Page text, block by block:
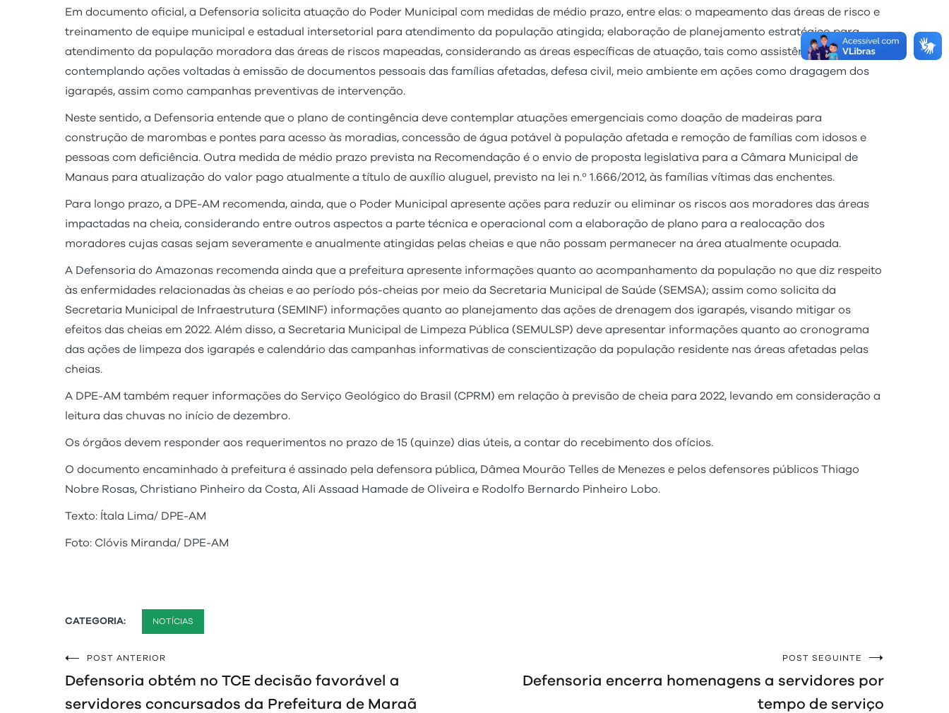
Em documento oficial, a Defensoria solicita atuação do Poder Municipal com medidas de médio prazo, entre elas: o mapeamento das áreas de risco e
treinamento de equipe municipal e estadual intersetorial para atendimento da população atingida; elaboração de planejamento estratégico para
atendimento da população moradora das áreas de riscos mapeadas, considerando as áreas específicas de atuação, tais como assistência social
contemplando ações voltadas à emissão de documentos pessoais das famílias afetadas, defesa civil, meio ambiente em ações como dragagem dos
igarapés, assim como campanhas preventivas de intervenção.
Neste sentido, a Defensoria entende que o plano de contingência deve contemplar atuações emergenciais como doação de madeiras para
construção de marombas e pontes para acesso às moradias, concessão de água potável à população afetada e remoção de famílias com idosos e
pessoas com deficiência. Outra medida de médio prazo prevista na Recomendação é o envio de proposta legislativa para a Câmara Municipal de
Manaus para atualização do valor pago atualmente a título de auxílio aluguel, previsto na lei n.º 1.666/2012, às famílias vítimas das enchentes.
Para longo prazo, a DPE-AM recomenda, ainda, que o Poder Municipal apresente ações para reduzir ou eliminar os riscos aos moradores das áreas
impactadas na cheia, considerando entre outros aspectos a parte técnica e operacional com a elaboração de plano para a realocação dos
moradores cujas casas sejam severamente e anualmente atingidas pelas cheias e que não possam permanecer na área atualmente ocupada.
A Defensoria do Amazonas recomenda ainda que a prefeitura apresente informações quanto ao acompanhamento da população no que diz respeito
às enfermidades relacionadas às cheias e ao período pós-cheias por meio da Secretaria Municipal de Saúde (SEMSA); assim como solicita da
Secretaria Municipal de Infraestrutura (SEMINF) informações quanto ao planejamento das ações de drenagem dos igarapés, visando mitigar os
efeitos das cheias em 2022. Além disso, a Secretaria Municipal de Limpeza Pública (SEMULSP) deve apresentar informações quanto ao cronograma
das ações de limpeza dos igarapés e calendário das campanhas informativas de conscientização da população residente nas áreas afetadas pelas
cheias.
A DPE-AM também requer informações do Serviço Geológico do Brasil (CPRM) em relação à previsão de cheia para 2022, levando em consideração a
leitura das chuvas no início de dezembro.
Os órgãos devem responder aos requerimentos no prazo de 15 (quinze) dias úteis, a contar do recebimento dos ofícios.
O documento encaminhado à prefeitura é assinado pela defensora pública, Dâmea Mourão Telles de Menezes e pelos defensores públicos Thiago
Nobre Rosas, Christiano Pinheiro da Costa, Ali Assaad Hamade de Oliveira e Rodolfo Bernardo Pinheiro Lobo.
Texto: Ítala Lima/ DPE-AM
Foto: Clóvis Miranda/ DPE-AM
CATEGORIA: NOTÍCIAS
Navegação
de
POST ANTERIOR
Defensoria obtém no TCE decisão favorável a
servidores concursados da Prefeitura de Maraã
POST SEGUINTE
Defensoria encerra homenagens a servidores por
tempo de serviço